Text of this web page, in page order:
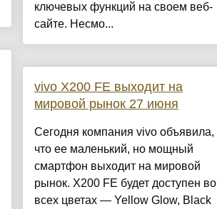
ключевых функций на своем веб-
сайте. Несмо...
vivo X200 FE выходит на
мировой рынок 27 июня
Сегодня компания vivo объявила,
что ее маленький, но мощный
смартфон выходит на мировой
рынок. X200 FE будет доступен во
всех цветах — Yellow Glow, Black